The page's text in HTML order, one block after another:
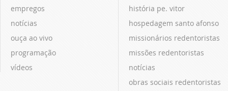
empregos
notícias
ouça ao vivo
programação
vídeos
história pe. vitor
hospedagem santo afonso
missionários redentoristas
missões redentoristas
notícias
obras sociais redentoristas